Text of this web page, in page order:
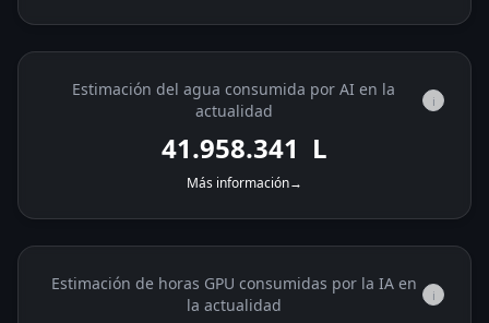
Estimación del agua consumida por AI en la
actualidad
i
41.958.909 L
Más información→
Estimación de horas GPU consumidas por la IA en
la actualidad
i